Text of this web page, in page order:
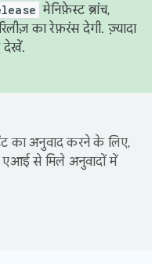
मेनिफ़ेस्ट ब्रांच,
का रेफ़रंस देगी. ज़्यादा
देखें.
का अनुवाद करने के लिए,
एआई से मिले अनुवादों में